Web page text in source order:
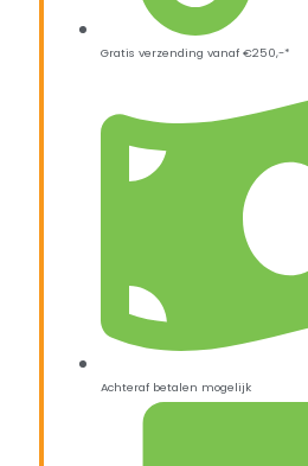
Gratis verzending vanaf €250,-*
Achteraf betalen mogelijk